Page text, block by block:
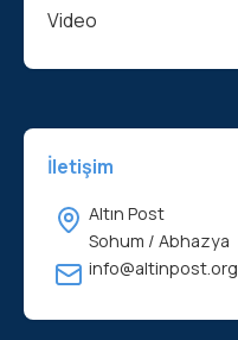
Video
İletişim
Altın Post
Sohum / Abhazya
info@altinpost.org